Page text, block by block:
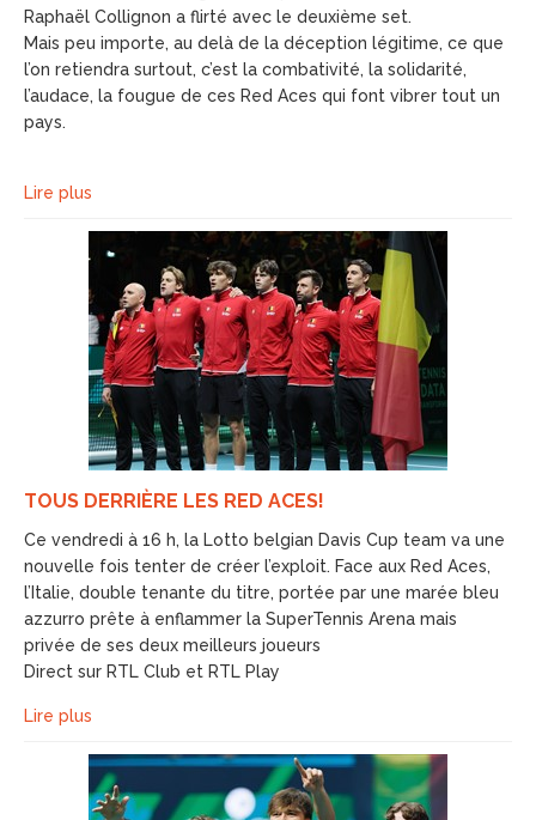
Raphaël Collignon a flirté avec le deuxième set.
Mais peu importe, au delà de la déception légitime, ce que
l’on retiendra surtout, c’est la combativité, la solidarité,
l’audace, la fougue de ces Red Aces qui font vibrer tout un
pays.
Lire plus
TOUS DERRIÈRE LES RED ACES!
Ce vendredi à 16 h, la Lotto belgian Davis Cup team va une
nouvelle fois tenter de créer l’exploit. Face aux Red Aces,
l’Italie, double tenante du titre, portée par une marée bleu
azzurro prête à enflammer la SuperTennis Arena mais
privée de ses deux meilleurs joueurs
Direct sur RTL Club et RTL Play
Lire plus